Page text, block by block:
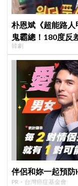
朴恩斌《超能路
鬼霸總！180度反
韓劇
伴侶和妳一起預防
PR・台灣癌症基金會